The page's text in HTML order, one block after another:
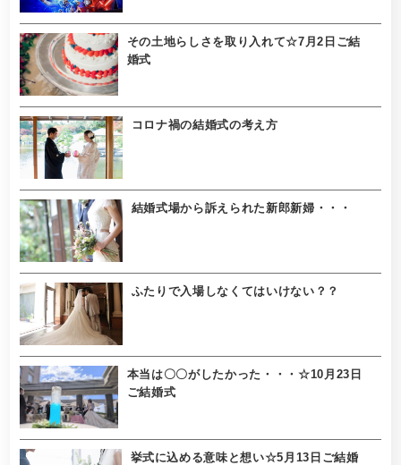
その土地らしさを取り入れて☆7月2日ご結
婚式
コロナ禍の結婚式の考え方
結婚式場から訴えられた新郎新婦・・・
ふたりで入場しなくてはいけない？？
本当は〇〇がしたかった・・・☆10月23日
ご結婚式
挙式に込める意味と想い☆5月13日ご結婚